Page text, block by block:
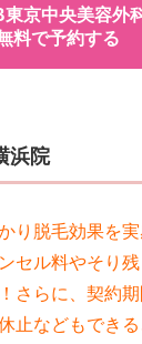
東京中央美容外
料で予約する
浜院
り脱毛効果を
セル料やそり
さらに、契約
止などもでき